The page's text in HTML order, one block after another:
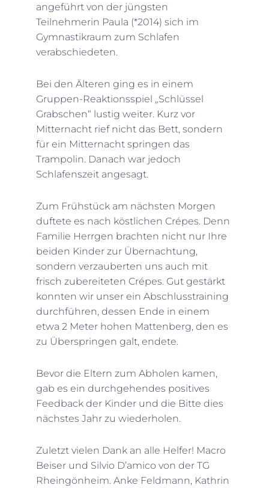
angeführt von der jüngsten
Teilnehmerin Paula (*2014) sich im
Gymnastikraum zum Schlafen
verabschiedeten.
Bei den Älteren ging es in einem
Gruppen-Reaktionsspiel „Schlüssel
Grabschen“ lustig weiter. Kurz vor
Mitternacht rief nicht das Bett, sondern
für ein Mitternacht springen das
Trampolin. Danach war jedoch
Schlafenszeit angesagt.
Zum Frühstück am nächsten Morgen
duftete es nach köstlichen Crépes. Denn
Familie Herrgen brachten nicht nur Ihre
beiden Kinder zur Übernachtung,
sondern verzauberten uns auch mit
frisch zubereiteten Crépes. Gut gestärkt
konnten wir unser ein Abschlusstraining
durchführen, dessen Ende in einem
etwa 2 Meter hohen Mattenberg, den es
zu Überspringen galt, endete.
Bevor die Eltern zum Abholen kamen,
gab es ein durchgehendes positives
Feedback der Kinder und die Bitte dies
nächstes Jahr zu wiederholen.
Zuletzt vielen Dank an alle Helfer! Macro
Beiser und Silvio D’amico von der TG
Rheingönheim. Anke Feldmann, Kathrin